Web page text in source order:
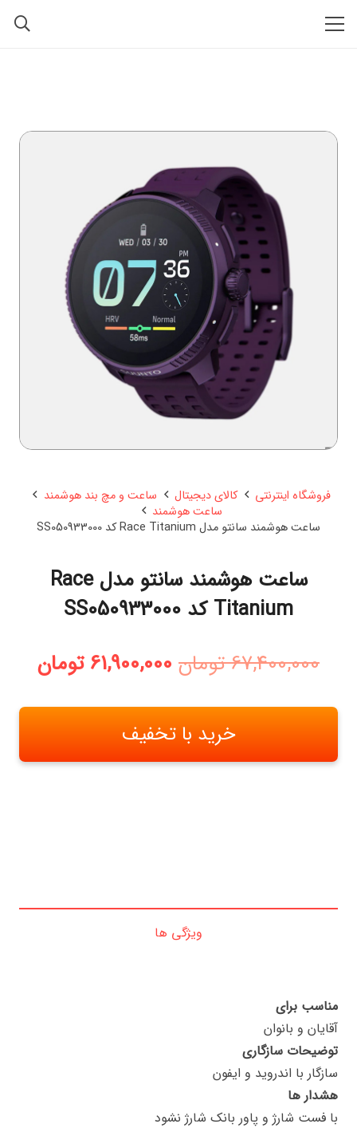
فروشگاه اینترنتی کالای دیجیتال
ساعت و مچ بند هوشمند
ساعت هوشمند
ساعت هوشمند سانتو مدل Race Titanium کد SS050933000
ساعت هوشمند سانتو مدل Race
Titanium کد SS050933000
67,400,000 تومان قیمت
67,400,000 تومان
بود.
61,900,000 تومان
خرید با تخفیف
ویژگی ها
مناسب برای
آقایان و بانوان
توضیحات سازگاری
سازگار با اندروید و ایفون
هشدار ها
با فست شارژ و پاور بانک شارژ نشود